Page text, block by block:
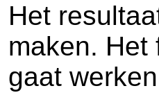
Het
maken. Het
gaat